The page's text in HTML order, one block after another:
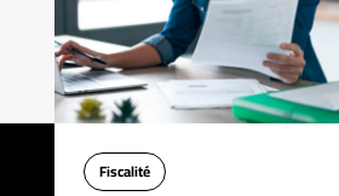
Fiscalité